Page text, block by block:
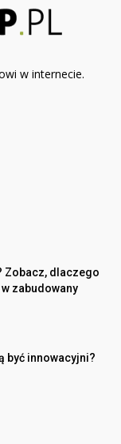
w internecie.
Zobacz, dlaczego
zabudowany
być innowacyjni?